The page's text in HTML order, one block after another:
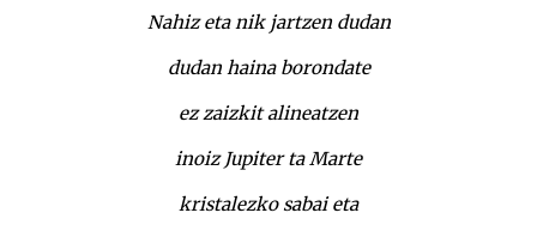
Nahiz eta nik jartzen dudan
dudan haina borondate
ez zaizkit alineatzen
inoiz Jupiter ta Marte
kristalezko sabai eta